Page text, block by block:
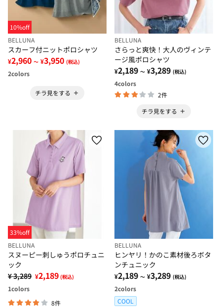
10%off
BELLUNA
スカーフ付ニットポロシャツ
¥2,960 ～ ¥3,950 (税込)
2colors
チラ見をする
BELLUNA
さらっと爽快！大人のヴィンテ
ージ風ポロシャツ
¥2,189 ～ ¥3,289 (税込)
4colors
2件
チラ見をする
33%off
BELLUNA
スヌーピー刺しゅうポロチュニ
ック
¥ 3,289 ¥2,189 (税込)
1colors
8件
BELLUNA
ヒンヤリ！かのこ素材後ろボタ
ンチュニック
¥2,189 ～ ¥3,289 (税込)
2colors
COOL